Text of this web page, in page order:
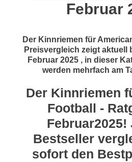
Februar
Der Kinnriemen für
Preisvergleich zeigt aktuell
Februar 2025 , in dieser
werden mehrfach am
Der Kinnriemen
Football -
Februar2025!
Bestseller
sofort den